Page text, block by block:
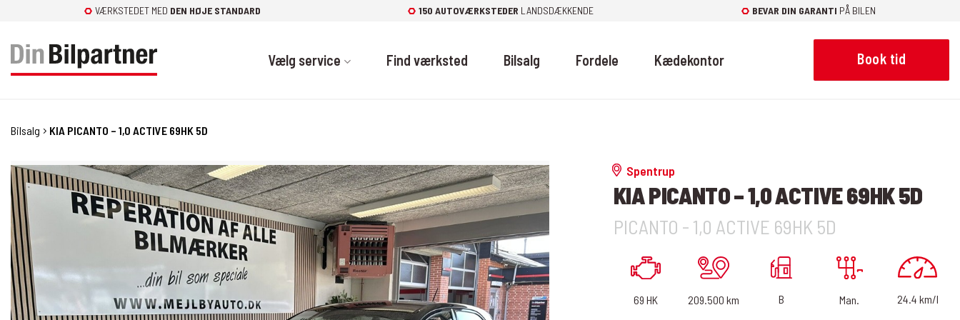
indhold
VÆRKSTEDET MED DEN HØJE STANDARD 150 AUTOVÆRKSTEDER LANDSDÆKKENDE BEVAR DIN GARANTI PÅ BILEN
Vælg service Find værksted Bilsalg Fordele Kædekontor Book tid
Bilsalg KIA PICANTO – 1,0 ACTIVE 69HK 5D
Spentrup
KIA PICANTO – 1,0 ACTIVE 69HK 5D
PICANTO - 1,0 ACTIVE 69HK 5D
69 HK 209.500 km B Man. 24.4 km/l